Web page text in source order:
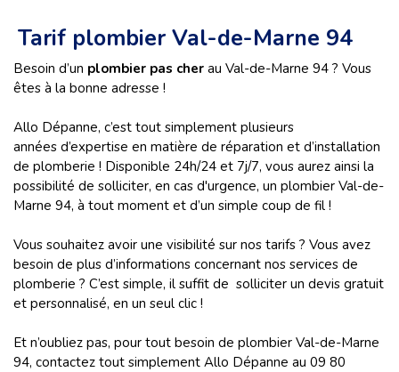
Tarif plombier Val-de-Marne 94
Besoin d’un plombier pas cher au Val-de-Marne 94 ? Vous
êtes à la bonne adresse !
Allo Dépanne, c’est tout simplement plusieurs
années d’expertise en matière de réparation et d’installation
de plomberie ! Disponible 24h/24 et 7j/7, vous aurez ainsi la
possibilité de solliciter, en cas d'urgence, un plombier Val-de-
Marne 94, à tout moment et d’un simple coup de fil !
Vous souhaitez avoir une visibilité sur nos tarifs ? Vous avez
besoin de plus d’informations concernant nos services de
plomberie ? C’est simple, il suffit de solliciter un devis gratuit
et personnalisé, en un seul clic !
Et n’oubliez pas, pour tout besoin de plombier Val-de-Marne
94, contactez tout simplement Allo Dépanne au 09 80